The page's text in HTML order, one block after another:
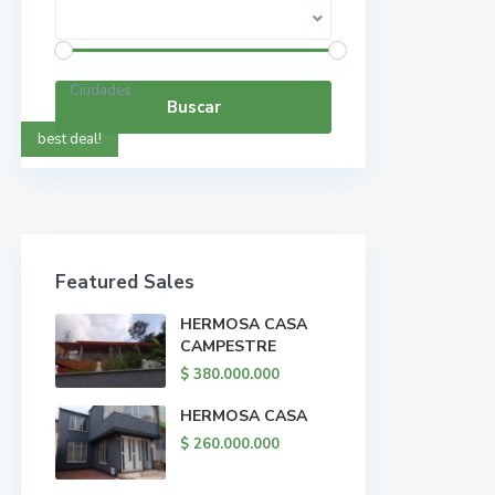
Ciudades
Buscar
best deal!
Featured Sales
HERMOSA CASA
CAMPESTRE
$ 380.000.000
HERMOSA CASA
$ 260.000.000